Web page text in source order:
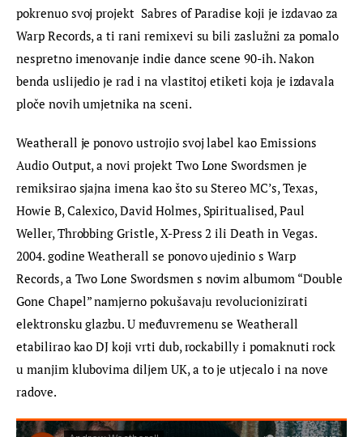
pokrenuo svoj projekt  Sabres of Paradise koji je izdavao za
Warp Records, a ti rani remixevi su bili zaslužni za pomalo
nespretno imenovanje indie dance scene 90-ih. Nakon
benda uslijedio je rad i na vlastitoj etiketi koja je izdavala
ploče novih umjetnika na sceni.
Weatherall je ponovo ustrojio svoj label kao Emissions
Audio Output, a novi projekt Two Lone Swordsmen je
remiksirao sjajna imena kao što su Stereo MC’s, Texas,
Howie B, Calexico, David Holmes, Spiritualised, Paul
Weller, Throbbing Gristle, X-Press 2 ili Death in Vegas.
2004. godine Weatherall se ponovo ujedinio s Warp
Records, a Two Lone Swordsmen s novim albumom “Double
Gone Chapel” namjerno pokušavaju revolucionizirati
elektronsku glazbu. U međuvremenu se Weatherall
etabilirao kao DJ koji vrti dub, rockabilly i pomaknuti rock
u manjim klubovima diljem UK, a to je utjecalo i na nove
radove.